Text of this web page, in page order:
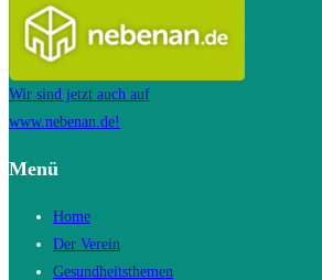
Wir sind jetzt auch auf
www.nebenan.de!
Menü
Home
Der Verein
Gesundheitsthemen